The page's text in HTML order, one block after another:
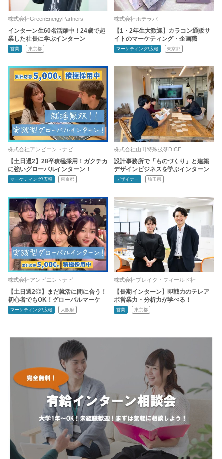
株式会社GreenEnergyPartners
インターン生60名活躍中！24歳で起
業した社長に学ぶインターン
営業 東京都
株式会社ホテラバ
【1・2年生大歓迎】カラコン通販サ
イトのマーケティング・企画職
マーケティング/広報 東京都
株式会社アンビエントナビ
【土日週2】28卒積極採用！ガクチカ
に強いグローバルインターン！
マーケティング/広報 東京都
株式会社山田特殊技研DICE
設計事務所で「ものづくり」と建築
デザインビジネスを学ぶインターン
デザイナー 埼玉県
株式会社アンビエントナビ
【土日週2◎】まだ就活に間に合う！
初心者でもOK！グローバルマーケ
マーケティング/広報 大阪府
株式会社ブレイク・フィールド社
【長期インターン】即戦力のテレア
ポ営業力・分析力が学べる！
営業 東京都